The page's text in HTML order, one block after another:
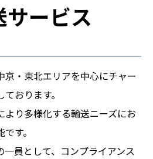
ービス
・東北エリアを中心にチャー
おります。
より多様化する輸送ニーズにお
す。
員として、コンプライアンス